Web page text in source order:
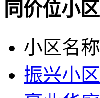
同价位小区
小区名称
振兴小区